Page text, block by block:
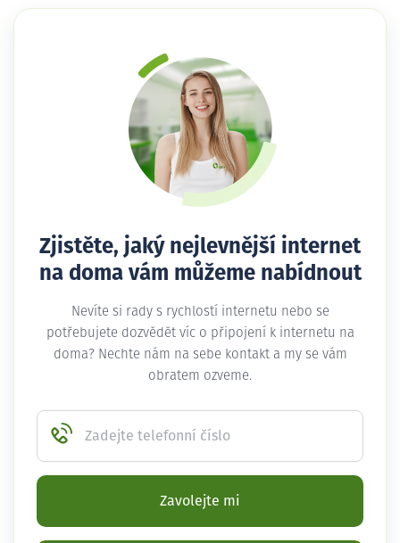
Zjistěte, jaký nejlevnější internet
na doma vám můžeme nabídnout
Nevíte si rady s rychlostí internetu nebo se
potřebujete dozvědět víc o připojení k internetu na
doma? Nechte nám na sebe kontakt a my se vám
obratem ozveme.
Zadejte telefonní číslo
Zavolejte mi